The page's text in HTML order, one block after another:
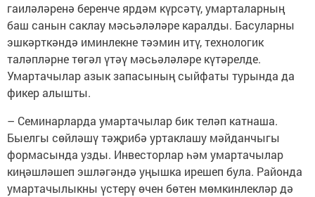
гаиләләренә беренче ярдәм күрсәтү, умарталарның
баш санын саклау мәсьәләләре каралды. Басуларны
эшкәрткәндә иминлекне тәэмин итү, технологик
таләпләрне төгәл үтәү мәсьәләләре күтәрелде.
Умартачылар азык запасының сыйфаты турында да
фикер алышты.
– Семинарларда умартачылар бик теләп катнаша.
Быелгы сөйләшү тәҗрибә уртаклашу мәйданчыгы
формасында узды. Инвесторлар һәм умартачылар
киңәшләшеп эшләгәндә уңышка ирешеп була. Районда
умартачылыкны үстерү өчен бөтен мөмкинлекләр дә